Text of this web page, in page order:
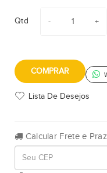
Qtd
COMPRAR
Lista De Desejos
Calcular Frete e